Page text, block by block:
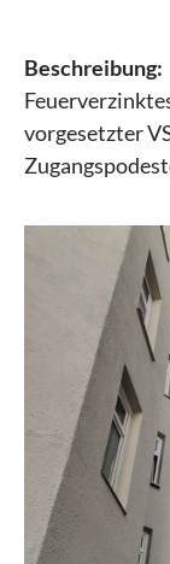
Beschreibung:
vorgesetzter